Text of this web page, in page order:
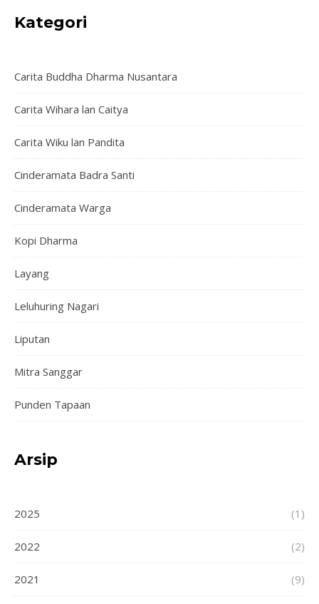
Kategori
Carita Buddha Dharma Nusantara
Carita Wihara lan Caitya
Carita Wiku lan Pandita
Cinderamata Badra Santi
Cinderamata Warga
Kopi Dharma
Layang
Leluhuring Nagari
Liputan
Mitra Sanggar
Punden Tapaan
Arsip
2025 (1)
2022 (2)
2021 (9)